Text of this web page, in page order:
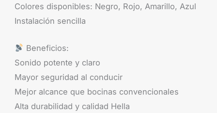
Colores disponibles: Negro, Rojo, Amarillo, Azul
Instalación sencilla
Beneficios:
Sonido potente y claro
Mayor seguridad al conducir
Mejor alcance que bocinas convencionales
Alta durabilidad y calidad Hella